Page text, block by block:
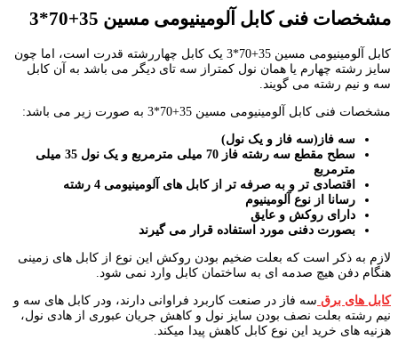
مشخصات فنی کابل آلومینیومی مسین 35+70*3
کابل آلومینیومی مسین 35+70*3 یک کابل چهاررشته قدرت است، اما چون
سایز رشته چهارم یا همان نول کمتراز سه تای دیگر می باشد به آن کابل
سه و نیم رشته می گویند.
مشخصات فنی کابل آلومینیومی مسین 35+70*3 به صورت زیر می باشد:
سه فاز(سه فاز و یک نول)
سطح مقطع سه رشته فاز 70 میلی مترمربع و یک نول 35 میلی
مترمربع
اقتصادی تر و به صرفه تر از کابل های آلومینیومی 4 رشته
رسانا از نوع آلومینیوم
دارای روکش و عایق
بصورت دفنی مورد استفاده قرار می گیرند
لازم به ذکر است که بعلت ضخیم بودن روکش این نوع از کابل های زمینی
هنگام دفن هیچ صدمه ای به ساختمان کابل وارد نمی شود.
کابل های برق سه فاز در صنعت کاربرد فراوانی دارند، ودر کابل های سه و
نیم رشته بعلت نصف بودن سایز نول و کاهش جریان عبوری از هادی نول،
هزنیه های خرید این نوع کابل کاهش پیدا میکند.